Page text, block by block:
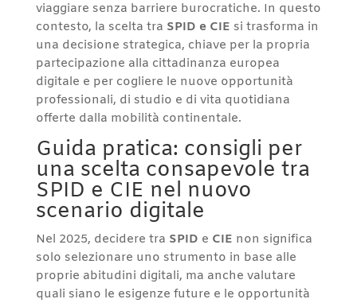
viaggiare senza barriere burocratiche. In questo
contesto, la scelta tra SPID e CIE si trasforma in
una decisione strategica, chiave per la propria
partecipazione alla cittadinanza europea
digitale e per cogliere le nuove opportunità
professionali, di studio e di vita quotidiana
offerte dalla mobilità continentale.
Guida pratica: consigli per
una scelta consapevole tra
SPID e CIE nel nuovo
scenario digitale
Nel 2025, decidere tra SPID e CIE non significa
solo selezionare uno strumento in base alle
proprie abitudini digitali, ma anche valutare
quali siano le esigenze future e le opportunità